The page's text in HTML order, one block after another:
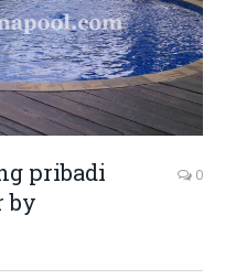
pribadi
by
0